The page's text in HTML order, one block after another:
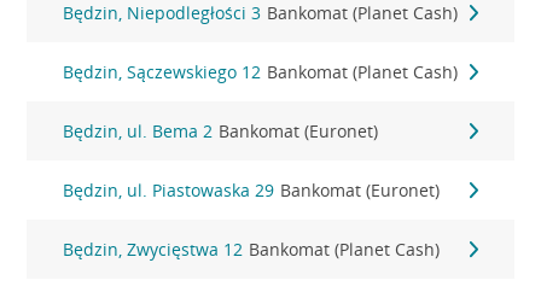
Będzin, Niepodległości 3 Bankomat (Planet Cash)
Będzin, Sączewskiego 12 Bankomat (Planet Cash)
Będzin, ul. Bema 2 Bankomat (Euronet)
Będzin, ul. Piastowaska 29 Bankomat (Euronet)
Będzin, Zwycięstwa 12 Bankomat (Planet Cash)